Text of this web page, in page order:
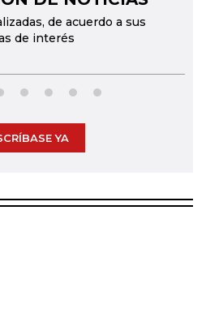
de acuerdo a sus
de interés
YA